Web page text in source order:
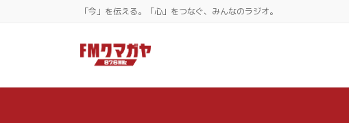
に
ョ
「今」を伝える。「心」をつなぐ、みんなのラジオ。